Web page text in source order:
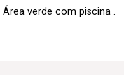
Área verde com piscina .